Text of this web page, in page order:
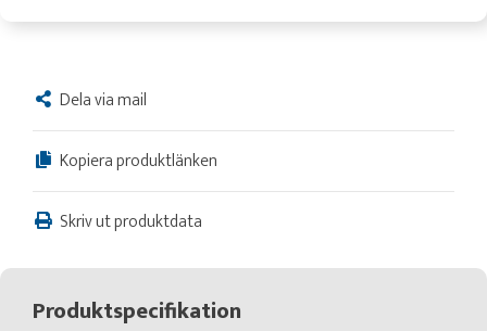
Dela via mail
Kopiera produktlänken
Skriv ut produktdata
Produktspecifikation